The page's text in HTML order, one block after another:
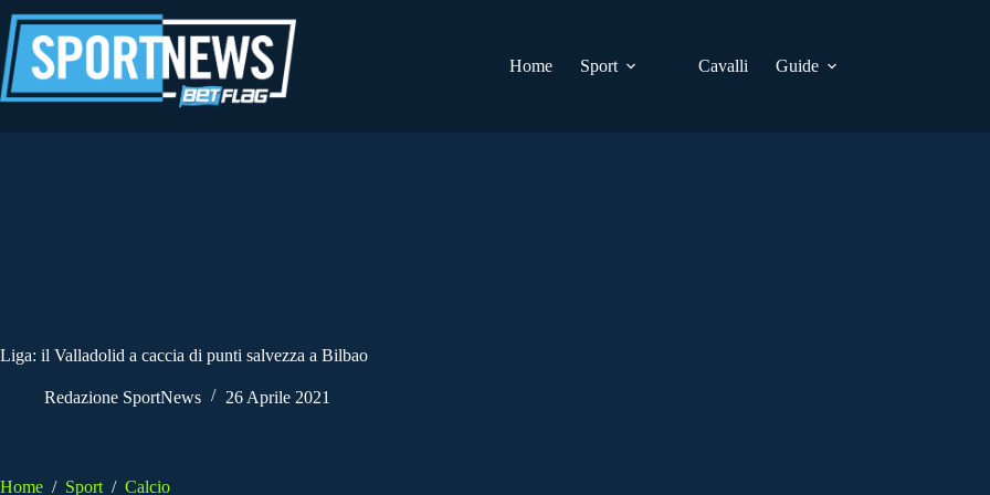
al
contenuto
Home
Sport Cavalli Guide
Liga: il Valladolid a caccia di punti salvezza a Bilbao
Redazione SportNews 26 Aprile 2021
Home / Sport / Calcio